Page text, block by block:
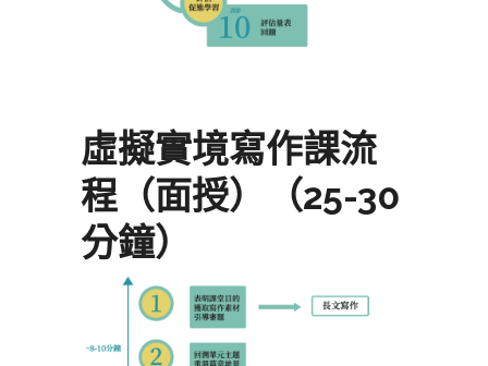
虛擬實境寫作課流
程（面授）（25-30
分鐘）